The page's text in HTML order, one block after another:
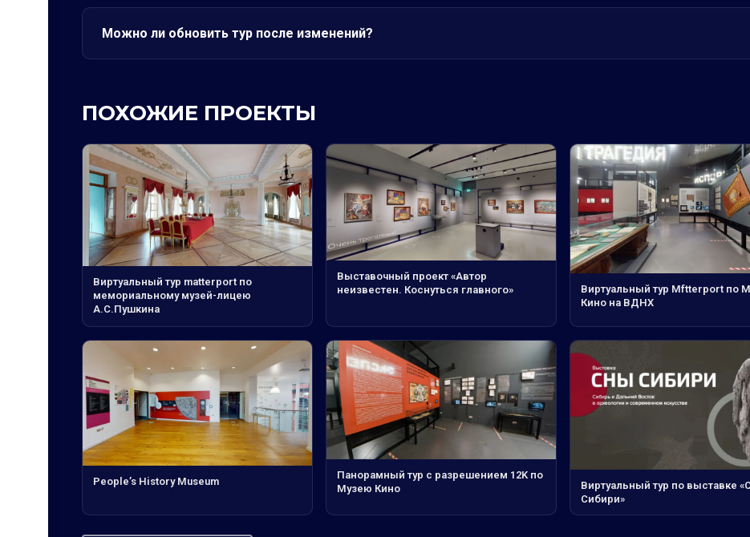
Можно ли обновить тур после изменений?
ПОХОЖИЕ ПРОЕКТЫ
Виртуальный тур matterport по
мемориальному музей-лицею
А.С.Пушкина
Выставочный проект «Автор
неизвестен. Коснуться главного»
Виртуальный тур Mftterport по
Кино на ВДНХ
People’s History Museum
Панорамный тур с разрешением 12K по
Музею Кино
Виртуальный тур по выставке
Сибири»